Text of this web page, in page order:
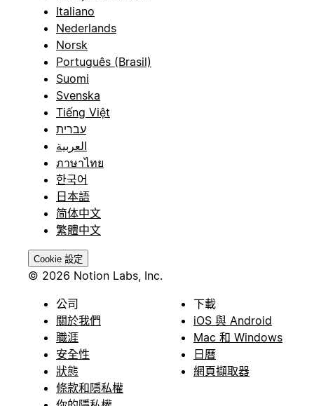
Italiano
Nederlands
Norsk
Português (Brasil)
Suomi
Svenska
Tiếng Việt
עברית
العربية
ภาษาไทย
한국어
日本語
简体中文
繁體中文
Cookie 設定
© 2026 Notion Labs, Inc.
公司
關於我們
職涯
安全性
狀態
條款和隱私權
下載
iOS 與 Android
Mac 和 Windows
日曆
網頁擷取器